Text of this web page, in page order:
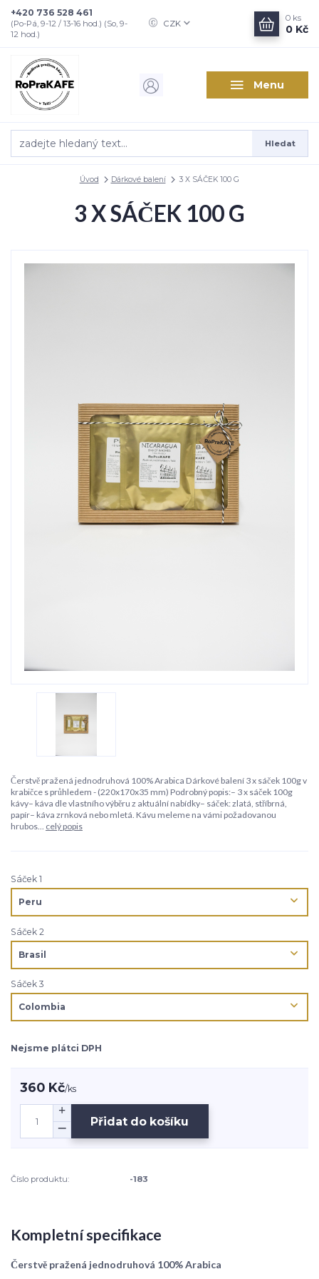
Menu
CZK
Hledat
+420 736 528 461
(Po-Pá, 9-12 / 13-16 hod.) (So, 9-
12 hod.)
0 ks
0 Kč
Úvod Dárkové balení 3 X SÁČEK 100 G
3 X SÁČEK 100 G
Čerstvě pražená jednodruhová 100% Arabica Dárkové balení 3 x sáček 100g v
krabičce s průhledem - (220x170x35 mm) Podrobný popis:– 3 x sáček 100g
kávy– káva dle vlastního výběru z aktuální nabídky– sáček: zlatá, stříbrná,
papír– káva zrnková nebo mletá. Kávu meleme na vámi požadovanou
hrubos... celý popis
Sáček 1
Sáček 2
Sáček 3
Nejsme plátci DPH
360 Kč/ks
Přidat do košíku
Číslo produktu: -183
Kompletní specifikace
Čerstvě pražená jednodruhová 100% Arabica